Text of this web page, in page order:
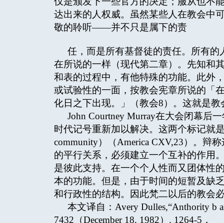
达出来的人权威。虽然某些人在教会中
敬的聆听——并不只是属下的责
任，而是所有基督徒的责任。所有
在所说的一样（现代第二章）。先知和
和表的过程中，有他特殊的功能。此外
或试验性的一面，按教会宪章所说的「
化日之下出现。」（教会8）。这就是教
John Courtney Murray在大会闭幕后
时代记号重新加以解决。这两个标记就
community）（America CXV,23）。辩
的平行关系，必须建立一个互补的作用
是彼此支持。在一个个人性而又团体性
本的功能。但是，由于时间的短暂及缺
和行政性的结构。因此梵二以后的教会
本文译自：Avery Dulles,“Anthority b
7432（December 18, 1982）. 1264-5．